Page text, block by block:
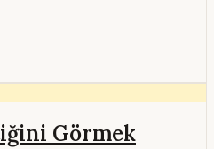
Görmek